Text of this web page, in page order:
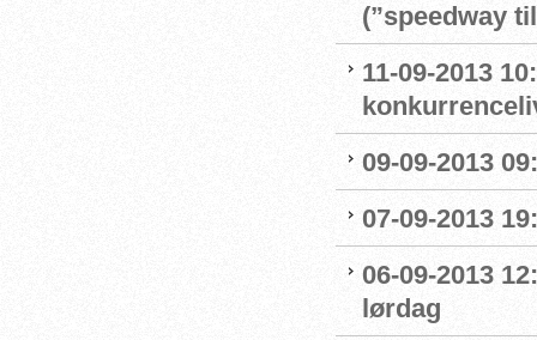
(”speedway
11-09-2013
09-09-2013
07-09-2013
06-09-2013
lørdag